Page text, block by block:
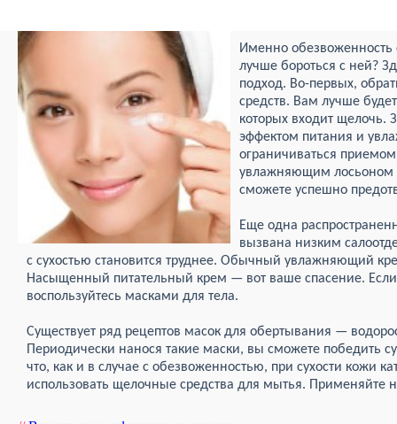
Именно обезвоженность
лучше бороться с ней?
подход. Во-первых,
средств. Вам лучше будет
которых входит щелочь.
эффектом питания и
ограничиваться
увлажняющим лосьоном
сможете успешно
Еще одна
вызвана низким
с сухостью становится труднее. Обычный увлажняющий
Насыщенный питательный крем — вот ваше спасение. Если
воспользуйтесь масками для тела.
Существует ряд рецептов масок для обертывания —
Периодически нанося такие маски, вы сможете победить
что, как и в случае с обезвоженностью, при сухости кожи
использовать щелочные средства для мытья. Применяйте